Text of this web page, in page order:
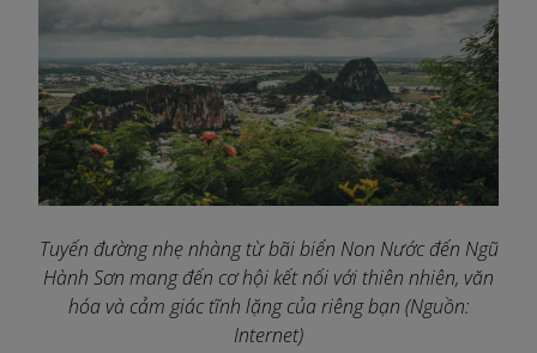
Tuyến đường nhẹ nhàng từ bãi biển Non Nước đến Ngũ
Hành Sơn mang đến cơ hội kết nối với thiên nhiên, văn
hóa và cảm giác tĩnh lặng của riêng bạn (Nguồn:
Internet)